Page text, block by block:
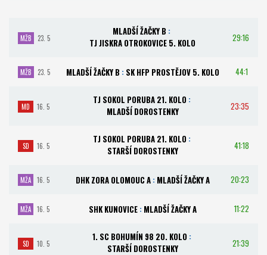
MŽB 23. 5
MLADŠÍ ŽAČKY B :
TJ JISKRA OTROKOVICE 5. KOLO
29:16
MŽB 23. 5 MLADŠÍ ŽAČKY B : SK HFP PROSTĚJOV 5. KOLO 44:1
MD 16. 5
TJ SOKOL PORUBA 21. KOLO :
MLADŠÍ DOROSTENKY
23:35
SD 16. 5
TJ SOKOL PORUBA 21. KOLO :
STARŠÍ DOROSTENKY
41:18
MŽA 16. 5 DHK ZORA OLOMOUC A: MLADŠÍ ŽAČKY A 20:23
MŽA 16. 5 SHK KUNOVICE: MLADŠÍ ŽAČKY A 11:22
SD 10. 5
1. SC BOHUMÍN 98 20. KOLO :
STARŠÍ DOROSTENKY
21:39